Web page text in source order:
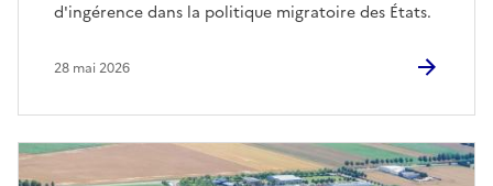
d'ingérence dans la politique migratoire des États.
28 mai 2026